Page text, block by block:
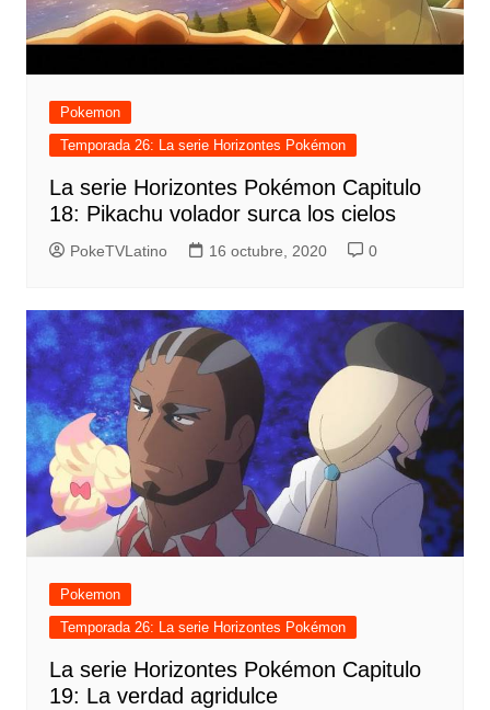
Pokemon
Temporada 26: La serie Horizontes Pokémon
La serie Horizontes Pokémon Capitulo
18: Pikachu volador surca los cielos
PokeTVLatino 16 octubre, 2020 0
Pokemon
Temporada 26: La serie Horizontes Pokémon
La serie Horizontes Pokémon Capitulo
19: La verdad agridulce